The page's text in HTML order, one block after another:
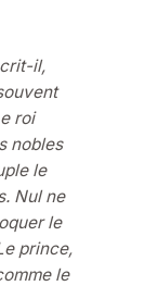
il,
roi
nobles
le
Nul ne
le
prince,
le